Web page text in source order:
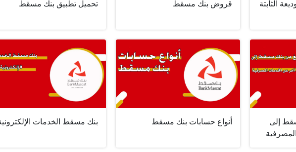
الثابتة
قروض بنك مسقط تحميل تطبيق بنك مسقط
إلى
أنواع حسابات بنك مسقط بنك مسقط الخدمات